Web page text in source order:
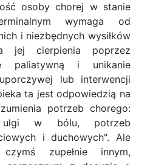
osoby chorej w stanie
wymaga od
i niezbędnych wysiłków
jej cierpienia poprzez
paliatywną i unikanie
lub interwencji
ta jest odpowiedzią na
potrzeb chorego:
ulgi w bólu, potrzeb
i duchowych". Ale
zupełnie innym,